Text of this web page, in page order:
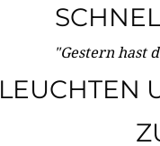
"Gestern hast
LEUCHTEN